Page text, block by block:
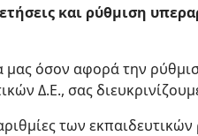
και ρύθμιση
όσον αφορά την
Δ.Ε., σας
των εκπαιδευτικών